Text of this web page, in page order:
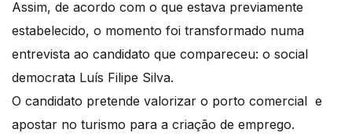
Assim, de acordo com o que estava previamente
estabelecido, o momento foi transformado numa
entrevista ao candidato que compareceu: o social
democrata Luís Filipe Silva.
O candidato pretende valorizar o porto comercial e
apostar no turismo para a criação de emprego.